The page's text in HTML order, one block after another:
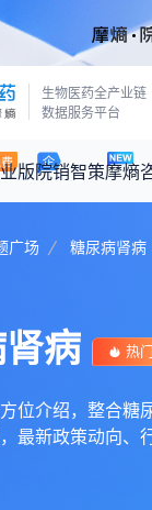
生物医药全产业链
数据服务平台
版院销智策摩熵
评估及管线规划
业调研
与交易估值
析
您提供全面的市场
王中健
广场 糖尿病肾病
病 热
位介绍，整合糖
最新政策动向